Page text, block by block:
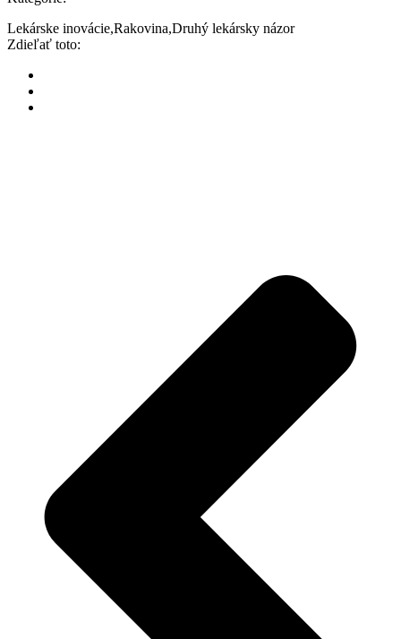
Lekárske inovácie,Rakovina,Druhý lekársky názor
Zdieľať toto: